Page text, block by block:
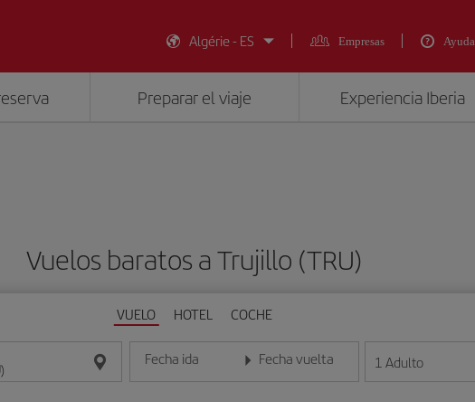
Algérie - ES
Empresas Ayuda
Preparar el viaje Experiencia Iberia
Vuelos baratos a Trujillo (TRU)
VUELO HOTEL COCHE
Fecha ida
Introduce la fecha en formato día/mes/año
Fecha vuelta
Introduce la fecha en formato día/mes/año
1 Adulto